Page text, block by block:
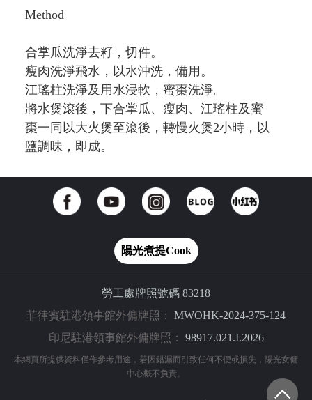
Method
合掌瓜洗淨去籽，切件。
瘦肉洗淨飛水，以水沖洗，備用。
江瑤柱洗淨及用水浸軟，蜜棗洗淨。
將水煲滾後，下合掌瓜、瘦肉、江瑤柱及蜜
棗一同以大火煲至滾後，轉慢火煲2小時，以
鹽調味，即成。
陽光煮提Cook
勞工處牌照號碼 83218
菲律賓駐港領事館外傭牌照： MWOHK-2024-375-124
印尼駐港領事館外傭牌照： 98917.021.I.2026
本網頁所提供資料僅作參考用途，若因錯漏而引致任何不便或損失，陽光女傭
中心概不負責。